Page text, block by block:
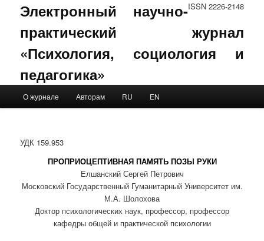
ISSN 2226-2148
Электронный научно-
практический журнал
«Психология, социология и
педагогика»
Skip to primary content
Skip to secondary content
О журнале Авторам RU EN
УДК 159.953
ПРОПРИОЦЕПТИВНАЯ ПАМЯТЬ ПОЗЫ РУКИ
Елшанский Сергей Петрович
Московский Государственный Гуманитарный Университет им.
М.А. Шолохова
Доктор психологических наук, профессор, профессор
кафедры общей и практической психологии